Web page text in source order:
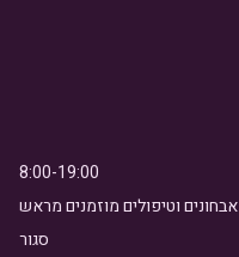
8:00-19:00
אבחונים וטיפולים מוזמנים מראש
סגור